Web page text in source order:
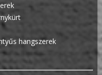
hangszerek